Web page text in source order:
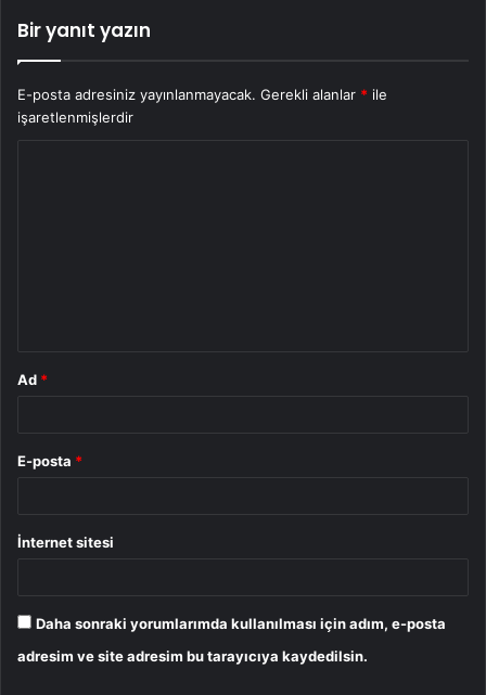
Bir yanıt yazın
E-posta adresiniz yayınlanmayacak. Gerekli alanlar * ile
işaretlenmişlerdir
Ad *
E-posta *
İnternet sitesi
Daha sonraki yorumlarımda kullanılması için adım, e-posta
adresim ve site adresim bu tarayıcıya kaydedilsin.